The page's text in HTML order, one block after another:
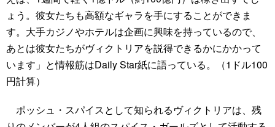
ょう。彼女たちも高額なギャラを手にすることができま
す。大手カジノやホテルは企画に興味を持っているので、
あとは彼女たちがヴィクトリアを説得できるかにかかって
います」と情報筋はDaily Star紙に語っている。（1ドル100
円計算）
ポッシュ・スパイスとして知られるヴィクトリアは、残